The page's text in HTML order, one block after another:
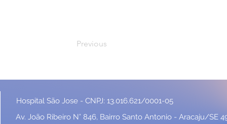
Previous
Hospital São Jose - CNPJ: 13.016.621/0001-05
Av. João Ribeiro N° 846, Bairro Santo Antonio - Aracaju/SE